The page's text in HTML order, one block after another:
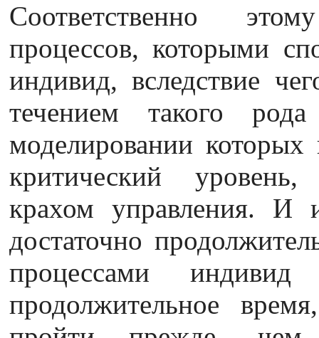
Соответственно
процессов, которыми
индивид, вследствие
течением такого
моделировании
критический
крахом управления. И
достаточно
процессами
продолжительное